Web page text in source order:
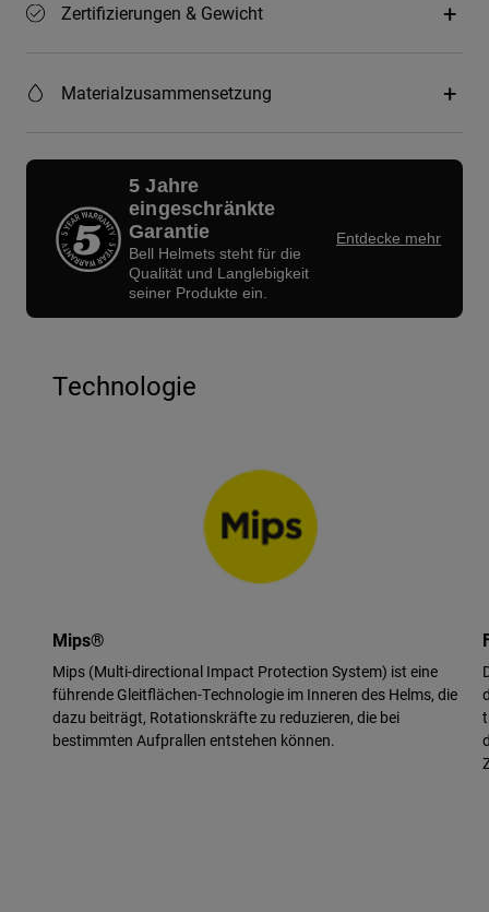
Zertifizierungen & Gewicht
Materialzusammensetzung
5 Jahre
eingeschränkte
Garantie
Bell Helmets steht für die
Qualität und Langlebigkeit
seiner Produkte ein.
Entdecke mehr
Technologie
Mips®
Mips (Multi-directional Impact Protection System) ist eine
führende Gleitflächen-Technologie im Inneren des Helms, die
dazu beiträgt, Rotationskräfte zu reduzieren, die bei
bestimmten Aufprallen entstehen können.